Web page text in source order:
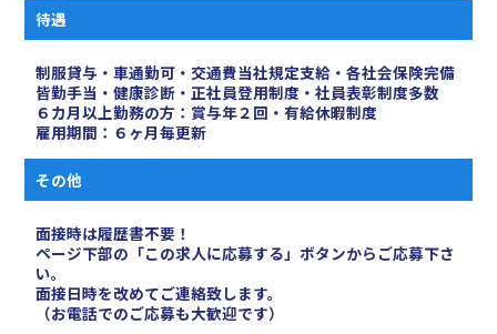
待遇
制服貸与・車通勤可・交通費当社規定支給・各社会保険完備
皆勤手当・健康診断・正社員登用制度・社員表彰制度多数
６カ月以上勤務の方：賞与年２回・有給休暇制度
雇用期間：６ヶ月毎更新
その他
面接時は履歴書不要！
ページ下部の「この求人に応募する」ボタンからご応募下さ
い。
面接日時を改めてご連絡致します。
（お電話でのご応募も大歓迎です）